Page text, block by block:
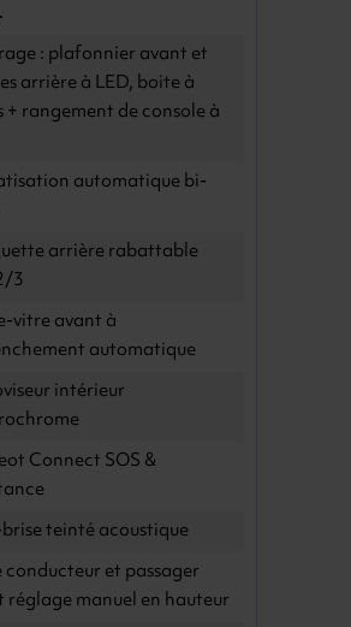
: plafonnier avant et
arrière à LED, boite à
+ rangement de console à
automatique bi-
arrière rabattable
3
vitre avant à
automatique
intérieur
Connect SOS &
teinté acoustique
conducteur et passager
réglage manuel en hauteur